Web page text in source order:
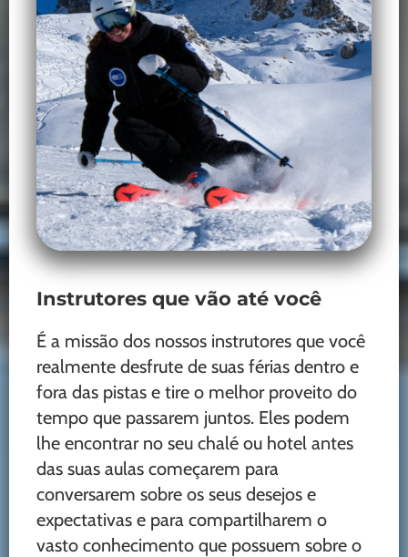
Instrutores que vão até você
É a missão dos nossos instrutores que você
realmente desfrute de suas férias dentro e
fora das pistas e tire o melhor proveito do
tempo que passarem juntos. Eles podem
lhe encontrar no seu chalé ou hotel antes
das suas aulas começarem para
conversarem sobre os seus desejos e
expectativas e para compartilharem o
vasto conhecimento que possuem sobre o